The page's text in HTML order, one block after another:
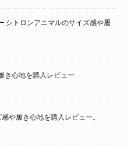
シトロンアニマルのサイズ感や履
き心地を購入レビュー
や履き心地を購入レビュー。